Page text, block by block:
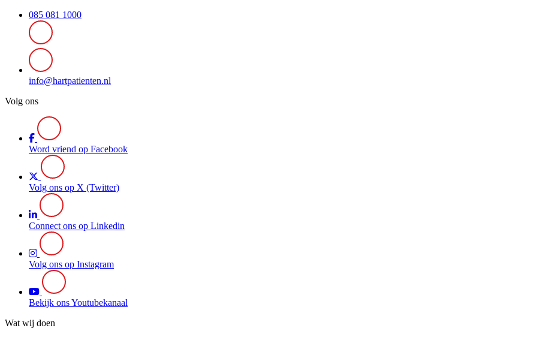
085 081 1000
info@hartpatienten.nl
Volg ons
Word vriend op Facebook
Volg ons op X (Twitter)
Connect ons op Linkedin
Volg ons op Instagram
Bekijk ons Youtubekanaal
Wat wij doen